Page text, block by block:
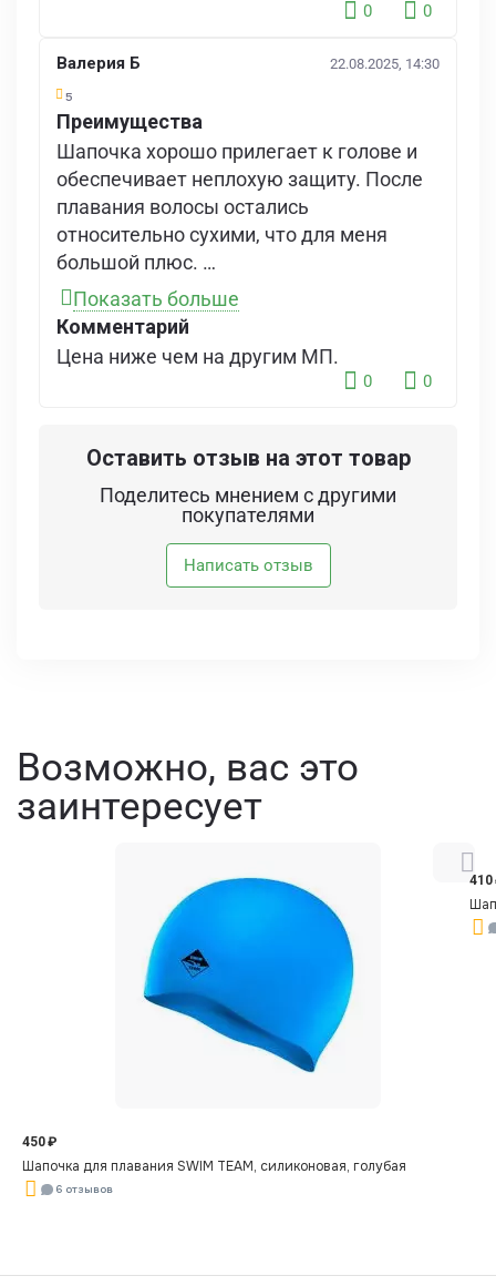
0 0
Валерия Б 22.08.2025, 14:30
5
Преимущества
Шапочка хорошо прилегает к голове и
обеспечивает неплохую защиту. После
плавания волосы остались
относительно сухими, что для меня
большой плюс.
Силикон мягкий и эластичный, не было
ощущения сдавливания и дискомфорта,
видно что материал прочный, думаю
прослужит долго)
Показать больше
Комментарий
Цена ниже чем на другим МП.
0 0
Оставить отзыв на этот товар
Поделитесь мнением с другими
покупателями
Написать отзыв
Возможно, вас это
заинтересует
450₽
Шапочка для плавания SWIM TEAM, силиконовая, голубая
6 отзывов
410